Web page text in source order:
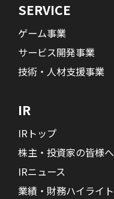
SERVICE
ゲーム事業
サービス開発事業
技術・人材支援事業
IR
IRトップ
株主・投資家の皆様へ
IRニュース
業績・財務ハイライト